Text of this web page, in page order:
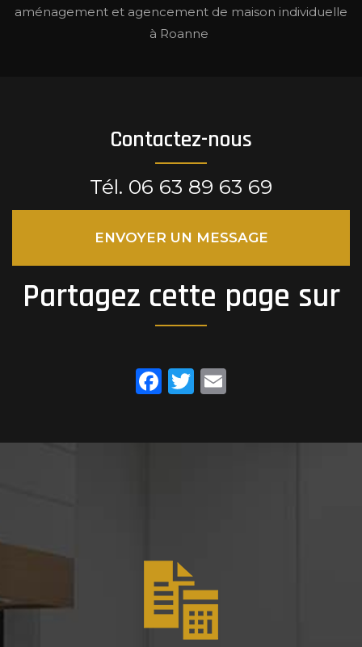
aménagement et agencement de maison individuelle
à Roanne
Contactez-nous
Tél. 06 63 89 63 69
ENVOYER UN MESSAGE
Partagez cette page sur
Facebook
Twitter